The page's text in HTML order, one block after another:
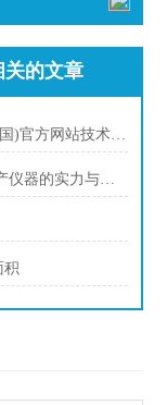
关的文章
国内叶面积仪实力厂家盘点 尊龙-凯时·(中国)官方网站技术优势解析
叶面积仪选型指南：从一线使用反馈看国产仪器的实力与进步
积